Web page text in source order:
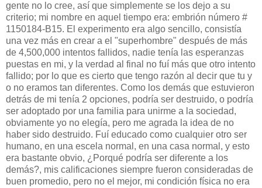
gente no lo cree, así que simplemente se los dejo a su
criterio; mi nombre en aquel tiempo era: embrión número #
1150184-B15. El experimento era algo sencillo, consistía
una vez más en crear a el "superhombre" después de más
de 4,500,000 intentos fallidos, nadie tenía las esperanzas
puestas en mi, y la verdad al final no fuí más que otro intento
fallido; por lo que es cierto que tengo razón al decir que tu y
o no eramos tan diferentes. Como los demás que estuvieron
detrás de mi tenía 2 opciones, podría ser destruido, o podría
ser adoptado por una familia para unirme a la sociedad,
obviamente yo no elegía, pero me agrada la idea de no
haber sido destruido. Fuí educado como cualquier otro ser
humano, en una escela normal, en una casa normal, y esto
era bastante obvio, ¿Porqué podría ser diferente a los
demás?, mis calificaciones siempre fueron consideradas de
buen promedio, pero no el mejor, mi condición física no era